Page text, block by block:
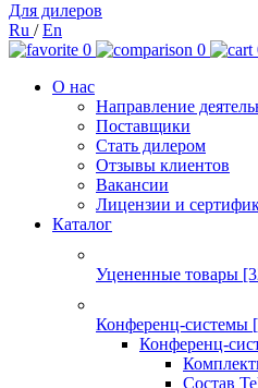
Для дилеров
Ru /En
0
0
О нас
Направление
Поставщики
Стать дилером
Отзывы клиентов
Вакансии
Лицензии и
Каталог
Уцененные товары
Конференц-системы
Конференц-
Состав